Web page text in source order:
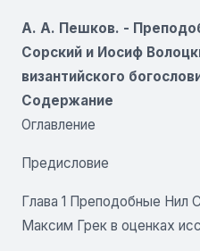
А. А. Пешков. -
Сорский и Иосиф
византийского
Содержание
Оглавление
Предисловие
Глава 1 Преподобные Нил
Максим Грек в оценках